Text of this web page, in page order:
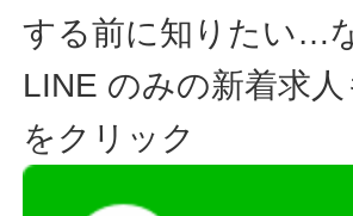
する前に知りたい…
LINE のみの新着求
をクリック